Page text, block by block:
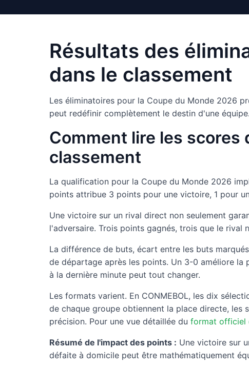
Résultats des
dans le classement
Les éliminatoires pour la Coupe du Monde 2026
peut redéfinir complètement le destin d'une équipe.
Comment lire les
classement
La qualification pour la Coupe du Monde 2026
points attribue 3 points pour une victoire, 1 pour
Une victoire sur un rival direct non seulement
l'adversaire. Trois points gagnés, trois que le rival
La différence de buts, écart entre les buts
de départage après les points. Un 3-0 améliore la
à la dernière minute peut tout changer.
Les formats varient. En CONMEBOL, les dix
de chaque groupe obtiennent la place directe,
précision. Pour une vue détaillée du format officiel
Résumé de l'impact des points : Une victoire sur
défaite à domicile peut être mathématiquement